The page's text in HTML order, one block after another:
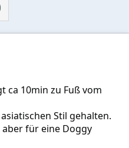
ca 10min zu Fuß vom
Stil gehalten.
für eine Doggy